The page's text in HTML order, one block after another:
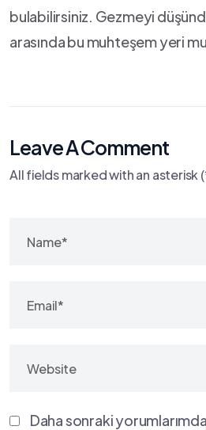
bulabilirsiniz. ⁤Gezmeyi
arasında ‌bu muhteşem yeri
Leave A Comment
All fields marked with an asterisk
Daha sonraki yorumlarımda